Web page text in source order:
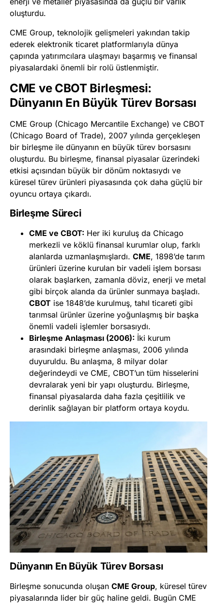
oluşturdu.
CME Group, teknolojik gelişmeleri yakından takip
ederek elektronik ticaret platformlarıyla dünya
çapında yatırımcılara ulaşmayı başarmış ve finansal
piyasalardaki önemli bir rolü üstlenmiştir.
CME ve CBOT Birleşmesi:
Dünyanın En Büyük Türev Borsası
CME Group (Chicago Mercantile Exchange) ve CBOT
(Chicago Board of Trade), 2007 yılında gerçekleşen
bir birleşme ile dünyanın en büyük türev borsasını
oluşturdu. Bu birleşme, finansal piyasalar üzerindeki
etkisi açısından büyük bir dönüm noktasıydı ve
küresel türev ürünleri piyasasında çok daha güçlü bir
oyuncu ortaya çıkardı.
Birleşme Süreci
CME ve CBOT: Her iki kuruluş da Chicago
merkezli ve köklü finansal kurumlar olup, farklı
alanlarda uzmanlaşmışlardı. CME, 1898’de tarım
ürünleri üzerine kurulan bir vadeli işlem borsası
olarak başlarken, zamanla döviz, enerji ve metal
gibi birçok alanda da ürünler sunmaya başladı.
CBOT ise 1848’de kurulmuş, tahıl ticareti gibi
tarımsal ürünler üzerine yoğunlaşmış bir başka
önemli vadeli işlemler borsasıydı.
Birleşme Anlaşması (2006): İki kurum
arasındaki birleşme anlaşması, 2006 yılında
duyuruldu. Bu anlaşma, 8 milyar dolar
değerindeydi ve CME, CBOT’un tüm hisselerini
devralarak yeni bir yapı oluşturdu. Birleşme,
finansal piyasalarda daha fazla çeşitlilik ve
derinlik sağlayan bir platform ortaya koydu.
Dünyanın En Büyük Türev Borsası
Birleşme sonucunda oluşan CME Group, küresel türev
piyasalarında lider bir güç haline geldi. Bugün CME